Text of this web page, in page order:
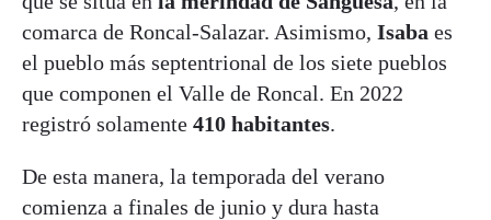
comarca de Roncal-Salazar. Asimismo, Isaba es
el pueblo más septentrional de los siete pueblos
que componen el Valle de Roncal. En 2022
registró solamente 410 habitantes.
De esta manera, la temporada del verano
comienza a finales de junio y dura hasta